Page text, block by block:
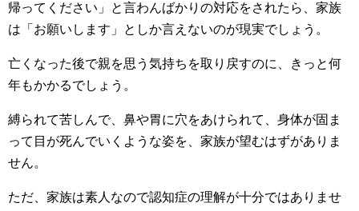
帰ってください」と言わんばかりの対応をされたら、家族
は「お願いします」としか言えないのが現実でしょう。
亡くなった後で親を思う気持ちを取り戻すのに、きっと何
年もかかるでしょう。
縛られて苦しんで、鼻や胃に穴をあけられて、身体が固ま
って目が死んでいくような姿を、家族が望むはずがありま
せん。
ただ、家族は素人なので認知症の理解が十分ではありませ